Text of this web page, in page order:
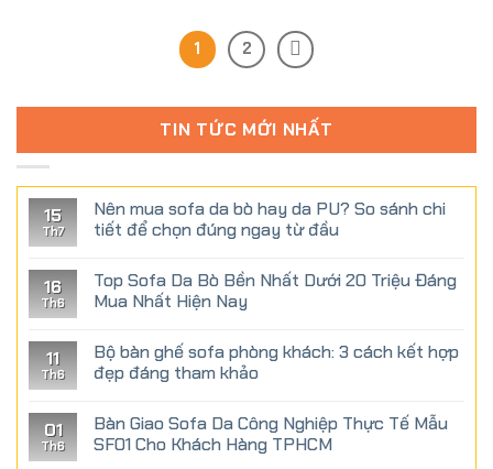
1 2
TIN TỨC MỚI NHẤT
15
Th7
Nên mua sofa da bò hay da PU? So sánh chi
tiết để chọn đúng ngay từ đầu
16
Th6
Top Sofa Da Bò Bền Nhất Dưới 20 Triệu Đáng
Mua Nhất Hiện Nay
11
Th6
Bộ bàn ghế sofa phòng khách: 3 cách kết hợp
đẹp đáng tham khảo
01
Th6
Bàn Giao Sofa Da Công Nghiệp Thực Tế Mẫu
SF01 Cho Khách Hàng TPHCM